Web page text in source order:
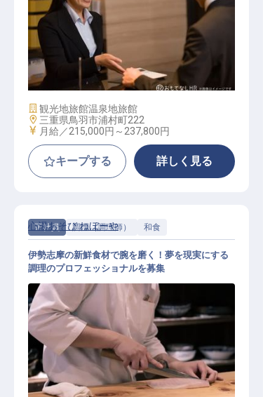
サービス総合職（接客係）
施設業態
観光地旅館温泉地旅館
勤務地
三重県鳥羽市浦村町222
給与
月給／215,000円～ 237,800円
キープする 詳しく見る
正社員 調理（調理師） 和食
調理
心湯あそび ねぼーや
伊勢志摩の新鮮食材で腕を磨く！夢を現実にする
調理のプロフェッショナルを募集